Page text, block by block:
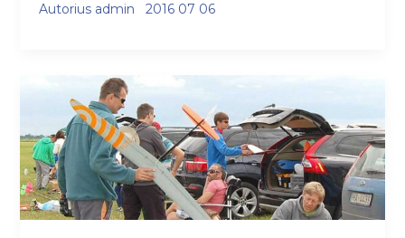
Autorius admin 2016 07 06